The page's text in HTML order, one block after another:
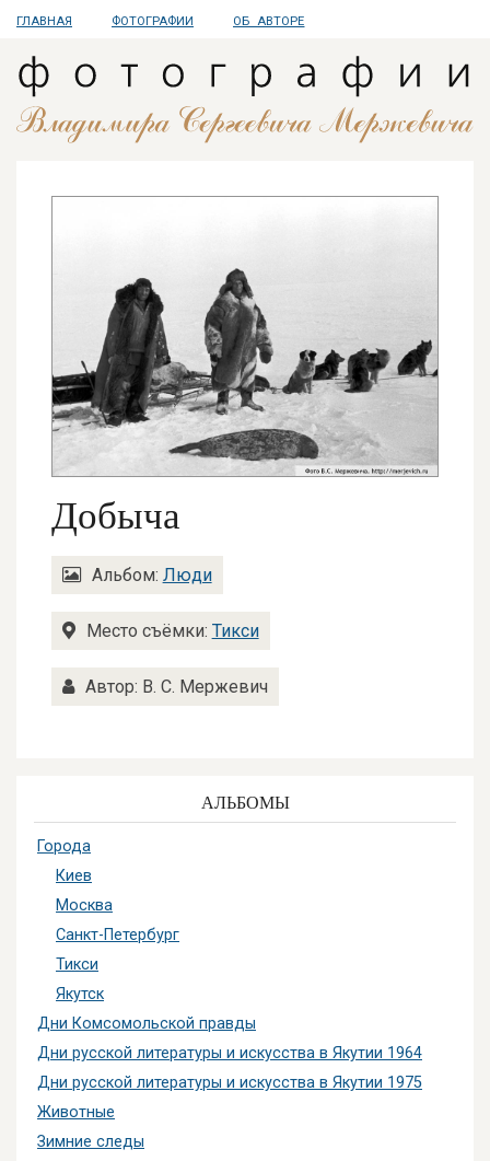
ГЛАВНАЯ ФОТОГРАФИИ ОБ АВТОРЕ
Добыча
Альбом: Люди
Место съёмки: Тикси
Автор: В. С. Мержевич
АЛЬБОМЫ
Города
Киев
Москва
Санкт-Петербург
Тикси
Якутск
Дни Комсомольской правды
Дни русской литературы и искусства в Якутии 1964
Дни русской литературы и искусства в Якутии 1975
Животные
Зимние следы